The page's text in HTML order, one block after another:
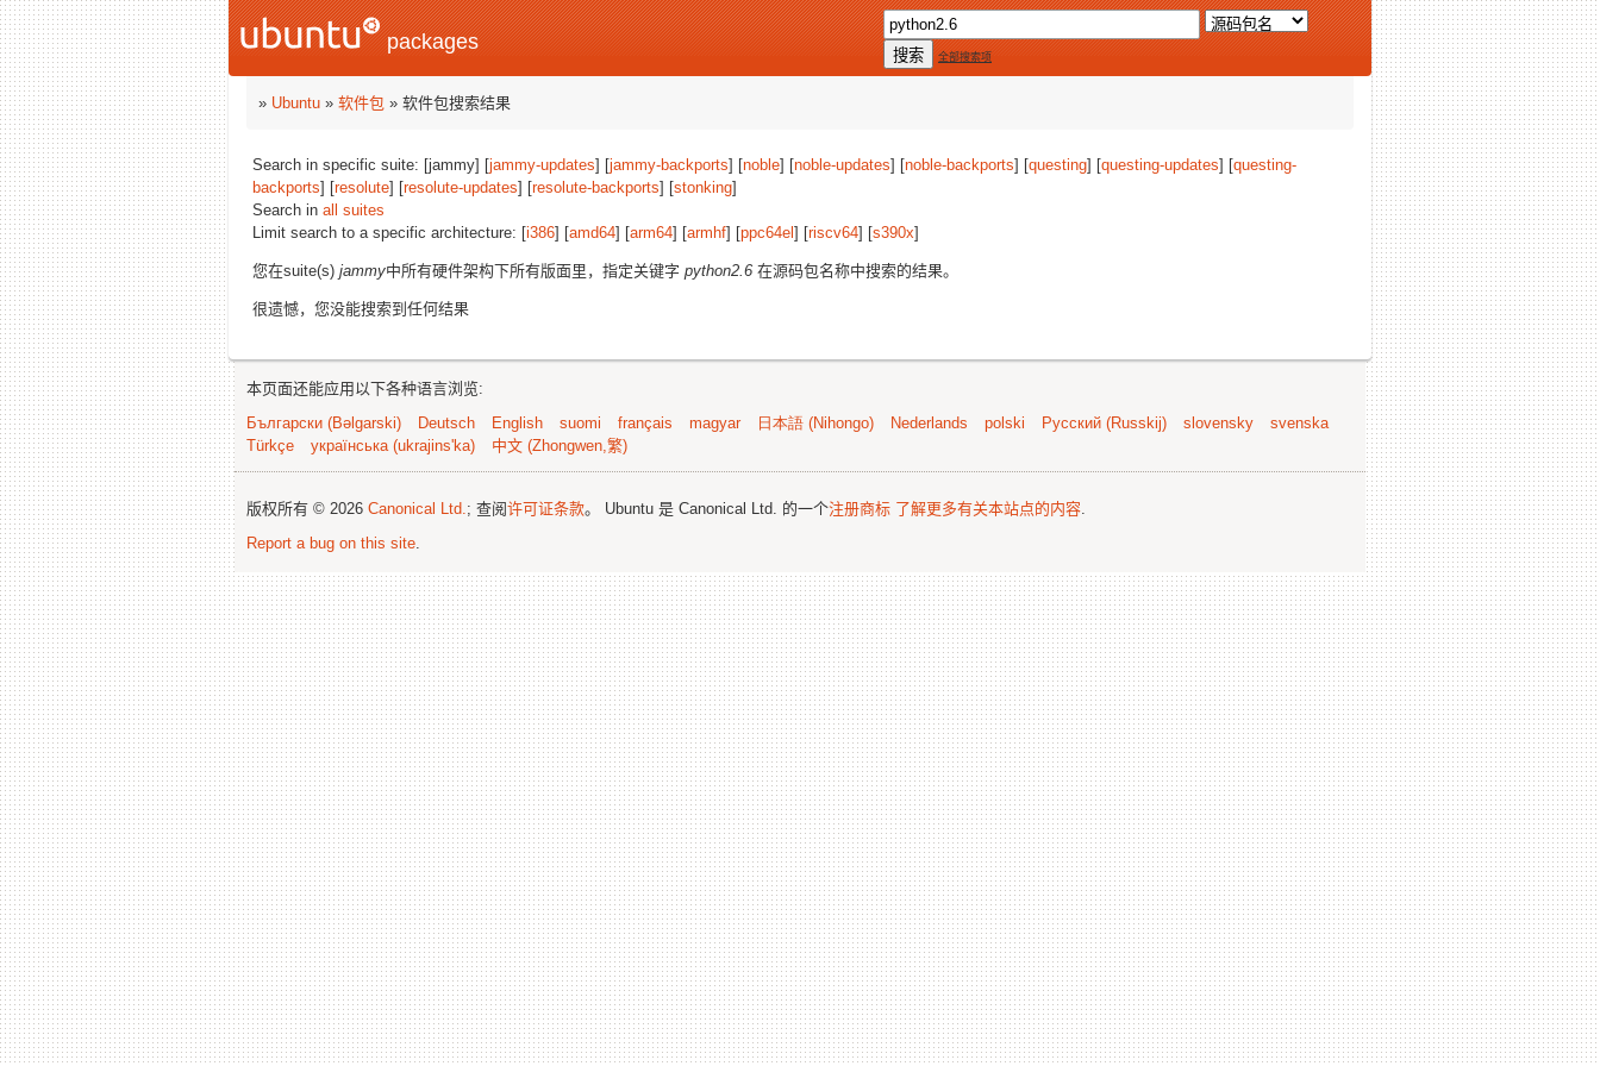
packages
全部搜索项
» Ubuntu » 软件包 » 软件包搜索结果
Search in specific suite: [jammy] [jammy-updates] [jammy-backports] [noble] [noble-updates] [noble-backports] [questing] [questing-updates] [questing-
backports] [resolute] [resolute-updates] [resolute-backports] [stonking]
Search in all suites
Limit search to a specific architecture: [i386] [amd64] [arm64] [armhf] [ppc64el ] [riscv64] [s390x]
您在suite(s) jammy中所有硬件架构下所有版面里，指定关键字 python2.6 在源码包名称中搜索的结果。
很遗憾，您没能搜索到任何结果
本页面还能应用以下各种语言浏览:
Български (Bəlgarski)
Deutsch English suomi français magyar 日本語 (Nihongo) Nederlands polski Русский (Russkij) slovensky
svenska
Türkçe
українська (ukrajins'ka) 中文 (Zhongwen,繁)
版权所有 © 2026 Canonical Ltd.; 查阅许可证条款。 Ubuntu 是 Canonical Ltd. 的一个注册商标 了解更多有关本站点的内容.
Report a bug on this site.